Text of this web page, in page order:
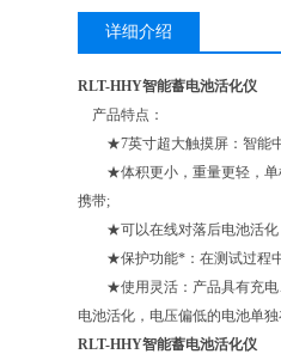
详细介绍
RLT-HHY智能蓄电池活化仪
产品特点：
★7英寸超大触摸屏：智能中
★体积更小，重量更轻，单机
携带;
★可以在线对落后电池活化：
★保护功能*：在测试过程中
★使用灵活：产品具有充电、
电池活化，电压偏低的电池单
RLT-HHY智能蓄电池活化仪